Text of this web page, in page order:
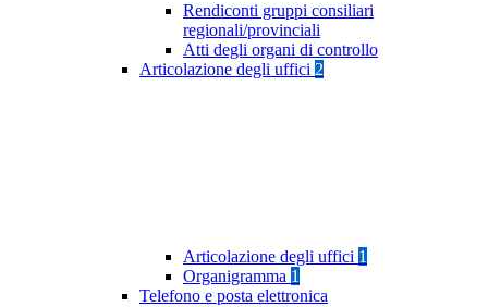
Rendiconti gruppi consiliari
regionali/provinciali
Atti degli organi di controllo
Articolazione degli uffici 2
Articolazione degli uffici 1
Organigramma 1
Telefono e posta elettronica